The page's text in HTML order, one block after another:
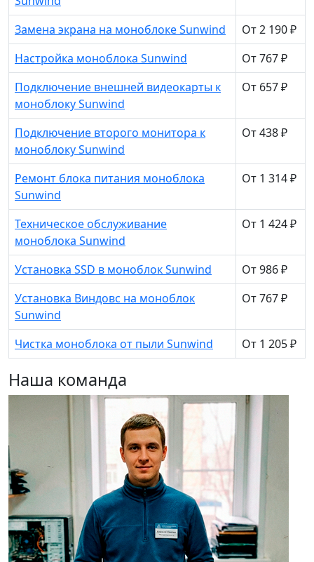
Замена экрана на моноблоке Sunwind
От 2 190 ₽
Настройка моноблока Sunwind
От 767 ₽
Подключение внешней видеокарты к
моноблоку Sunwind
От 657 ₽
Подключение второго монитора к
моноблоку Sunwind
От 438 ₽
Ремонт блока питания моноблока
Sunwind
От 1 314 ₽
Техническое обслуживание
моноблока Sunwind
От 1 424 ₽
Установка SSD в моноблок Sunwind
От 986 ₽
Установка Виндовс на моноблок
Sunwind
От 767 ₽
Чистка моноблока от пыли Sunwind От 1 205 ₽
Наша команда